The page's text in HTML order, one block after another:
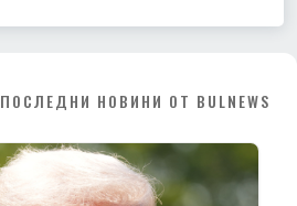
ПОСЛЕДНИ НОВИНИ ОТ BULNEWS